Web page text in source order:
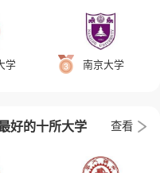
学 南京大学
好的十所大学 查看